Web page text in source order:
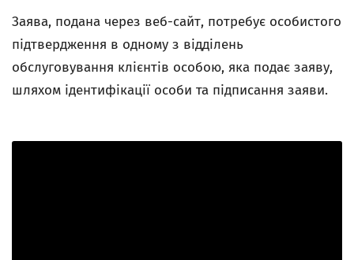
Заява, подана через веб-сайт, потребує особистого
підтвердження в одному з відділень
обслуговування клієнтів особою, яка подає заяву,
шляхом ідентифікації особи та підписання заяви.